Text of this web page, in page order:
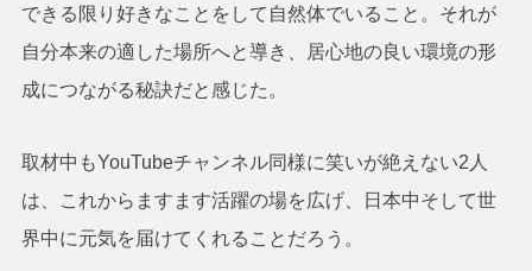
できる限り好きなことをして自然体でいること。それが
自分本来の適した場所へと導き、居心地の良い環境の形
成につながる秘訣だと感じた。
取材中もYouTubeチャンネル同様に笑いが絶えない2人
は、これからますます活躍の場を広げ、日本中そして世
界中に元気を届けてくれることだろう。